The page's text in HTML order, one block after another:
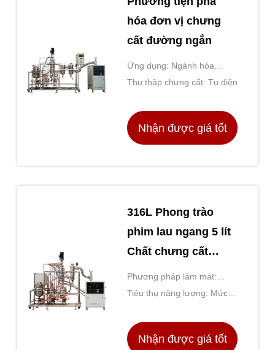
hóa đơn vị chưng
cất đường ngắn
Ứng dụng: Ngành hóa
chất/Dược phẩm/Nhiệm vụ
Thu thập chưng cất: Tụ điện
Nhận được giá tốt
316L Phong trào
phim lau ngang 5 lít
Chất chưng cất
đường ngắn
Phương pháp làm mát:
NƯỚC LÀM MÁT
Tiêu thụ năng lượng: Mức
Nhận được giá tốt